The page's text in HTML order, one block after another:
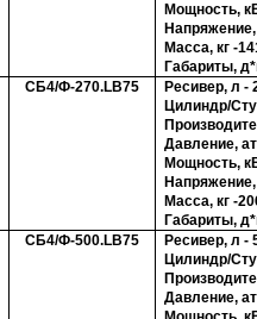
Мощность,
Масса, кг -
Габариты,
СБ4/Ф-270.LB75
Ресивер, л -
Цилиндр/
Давление,
Мощность,
Масса, кг -
Габариты,
СБ4/Ф-500.LB75
Ресивер, л -
Цилиндр/
Давление,